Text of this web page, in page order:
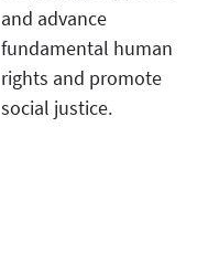
and advance
fundamental human
rights and promote
social justice.